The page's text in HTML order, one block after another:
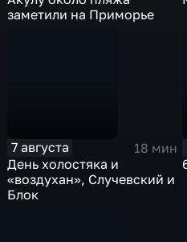
заметили на Приморье
7 августа
18 мин
День холостяка и
«воздухан», Случевский и
Блок